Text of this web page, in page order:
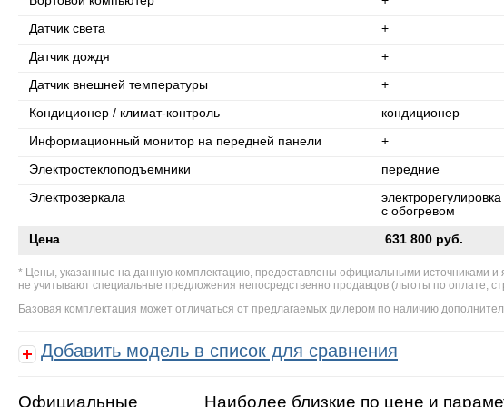
Датчик света +
Датчик дождя +
Датчик внешней температуры +
Кондиционер / климат-контроль кондиционер
Информационный монитор на передней панели +
Электростеклоподъемники передние
Электрозеркала
с обогревом
Цена 631 800 руб.
Цены, указанные на данную комплектацию, предоставлены официальными источниками
не учитывают специальные предложения непосредственно продавцов (льготы по оплате,
Базовая комплектация может отличаться от предлагаемых дилером по наличию
Добавить модель в список для сравнения
Официальные Наиболее близкие по цене и